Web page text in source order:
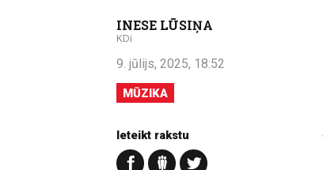
INESE LŪSIŅA
KDi
9. jūlijs, 2025, 18:52
MŪZIKA
Ieteikt rakstu